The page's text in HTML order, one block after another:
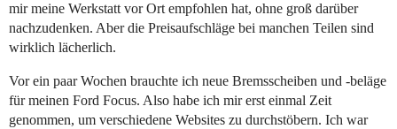
mir meine Werkstatt vor Ort empfohlen hat, ohne groß darüber
nachzudenken. Aber die Preisaufschläge bei manchen Teilen sind
wirklich lächerlich.
Vor ein paar Wochen brauchte ich neue Bremsscheiben und -beläge
für meinen Ford Focus. Also habe ich mir erst einmal Zeit
genommen, um verschiedene Websites zu durchstöbern. Ich war